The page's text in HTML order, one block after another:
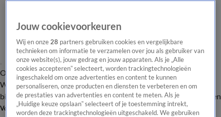
Overzicht Onze programma's Uitzendingen Onze gezichten
In de
WandelgangenInterviewsUitzending
bijwonenPodcastShopVeelgestelde vragenKijkersvraag insturen
Volg Vandaag Inside
Jouw cookievoorkeuren
Wij en onze28 partners gebruiken cookies en vergelijkbare
technieken om informatie te verzamelen over jou als gebruiker van
onze website(s), jouw gedrag en jouw apparaten. Als je „Alle
cookies accepteren” selecteert, worden trackingtechnologieën
ingeschakeld om onze advertenties en content te kunnen
personaliseren, onze producten en diensten te verbeteren en om
de prestaties van advertenties en content te meten. Als je
„Huidige keuze opslaan” selecteert of je toestemming intrekt,
worden deze trackingtechnologieën uitgeschakeld. We gebruiken